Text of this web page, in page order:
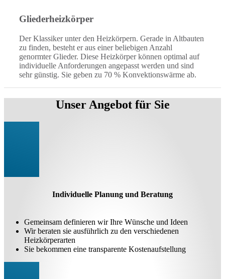
Gliederheizkörper
Der Klassiker unter den Heizkörpern. Gerade in Altbauten
zu finden, besteht er aus einer beliebigen Anzahl
genormter Glieder. Diese Heizkörper können optimal auf
individuelle Anforderungen angepasst werden und sind
sehr günstig. Sie geben zu 70 % Konvektionswärme ab.
Unser Angebot für Sie
Individuelle Planung und Beratung
Gemeinsam definieren wir Ihre Wünsche und Ideen
Wir beraten sie ausführlich zu den verschiedenen
Heizkörperarten
Sie bekommen eine transparente Kostenaufstellung